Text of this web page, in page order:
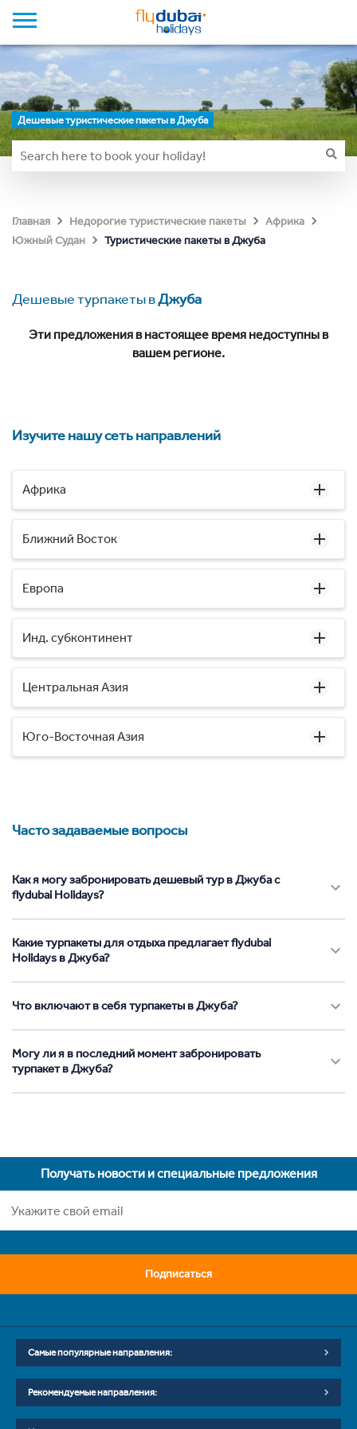
Дешевые туристические пакеты в Джуба
Главная Недорогие туристические пакеты
Африка
Южный Судан
Туристические пакеты в Джуба
Дешевые турпакеты вДжуба
Эти предложения в настоящее время недоступны в
вашем регионе.
Изучите нашу сеть направлений
Африка
Ближний Восток
Европа
Инд. субконтинент
Центральная Азия
Юго-Восточная Азия
Часто задаваемые вопросы
Как я могу забронировать дешевый тур в Джуба с
flydubai Holidays?
Какие турпакеты для отдыха предлагает flydubai
Holidays в Джуба?
Что включают в себя турпакеты в Джуба?
Могу ли я в последний момент забронировать
турпакет в Джуба?
Получать новости и специальные предложения
Подписаться
Самые популярные направления:
Рекомендуемые направления: